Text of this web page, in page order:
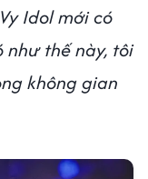
Idol mới có
như thế này, tôi
không gian